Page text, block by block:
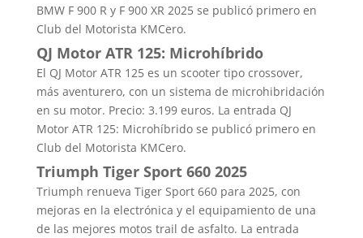
BMW F 900 R y F 900 XR 2025 se publicó primero en
Club del Motorista KMCero.
QJ Motor ATR 125: Microhíbrido
El QJ Motor ATR 125 es un scooter tipo crossover,
más aventurero, con un sistema de microhibridación
en su motor. Precio: 3.199 euros. La entrada QJ
Motor ATR 125: Microhíbrido se publicó primero en
Club del Motorista KMCero.
Triumph Tiger Sport 660 2025
Triumph renueva Tiger Sport 660 para 2025, con
mejoras en la electrónica y el equipamiento de una
de las mejores motos trail de asfalto. La entrada